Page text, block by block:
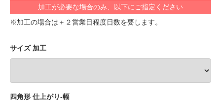
加工が必要な場合のみ、以下にご指定ください
※加工の場合は＋２営業日程度日数を要します。
サイズ 加工
四角形 仕上がり-幅